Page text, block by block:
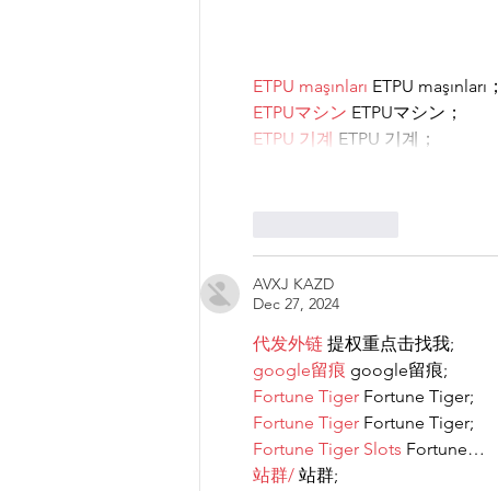
ETPU maşınları ETPU maşınları；
ETPUマシン ETPUマシン；
ETPU 기계 ETPU 기계；
AVXJ KAZD
Dec 27, 2024
代发外链 提权重点击找我;
google留痕 google留痕;
Fortune Tiger Fortune Tiger;
Fortune Tiger Fortune Tiger;
Fortune Tiger Slots Fortune…
站群/ 站群;